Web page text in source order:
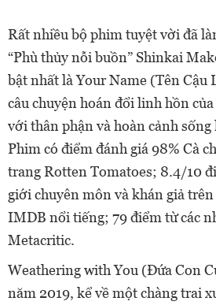
Rất nhiều bộ phim tuyệt vời đã
“Phù thủy nỗi buồn” Shinkai
bật nhất là Your Name (Tên Cậu
câu chuyện hoán đổi linh hồn
với thân phận và hoàn cảnh
Phim có điểm đánh giá 98% Cà
trang Rotten Tomatoes; 8.4/10
giới chuyên môn và khán giả
IMDB nổi tiếng; 79 điểm từ các
Metacritic.
Weathering with You (Đứa Con
năm 2019, kể về một chàng trai